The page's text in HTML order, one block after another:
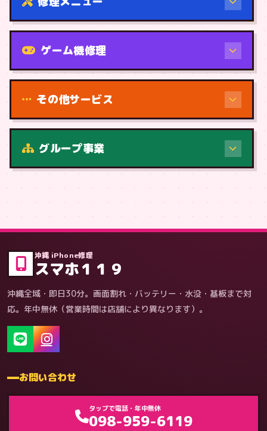
機種から
症状・内容から
ゲーム機修理
その他サービス
グループ事業
沖縄 iPhone修理
スマホ１１９
沖縄全域・即日30分。画面割れ・バッテリー・水没・基板まで対
応。年中無休（営業時間は店舗により異なります）。
お問い合わせ
タップで電話・年中無休
098-959-6119